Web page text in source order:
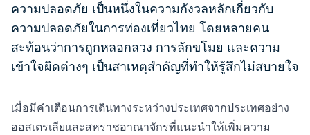
ความปลอดภัย เป็นหนึ่งในความกังวลหลักเกี่ยวกับ
ความปลอดภัยในการท่องเที่ยวไทย โดยหลายคน
สะท้อนว่าการถูกหลอกลวง การลักขโมย และความ
เข้าใจผิดต่างๆ เป็นสาเหตุสำคัญที่ทำให้รู้สึกไม่สบายใจ
เมื่อมีคำเตือนการเดินทางระหว่างประเทศจากประเทศอย่าง
ออสเตรเลียและสหราชอาณาจักรที่แนะนำให้เพิ่มความ